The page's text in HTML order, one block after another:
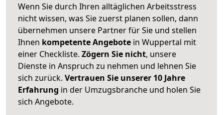
Wenn Sie durch Ihren alltäglichen Arbeitsstress
nicht wissen, was Sie zuerst planen sollen, dann
übernehmen unsere Partner für Sie und stellen
Ihnen kompetente Angebote in Wuppertal mit
einer Checkliste. Zögern Sie nicht, unsere
Dienste in Anspruch zu nehmen und lehnen Sie
sich zurück. Vertrauen Sie unserer 10 Jahre
Erfahrung in der Umzugsbranche und holen Sie
sich Angebote.